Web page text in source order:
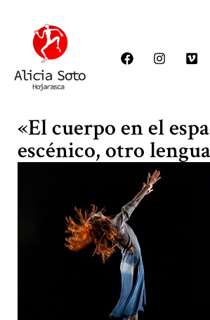
«El cuerpo en el
escénico, otro